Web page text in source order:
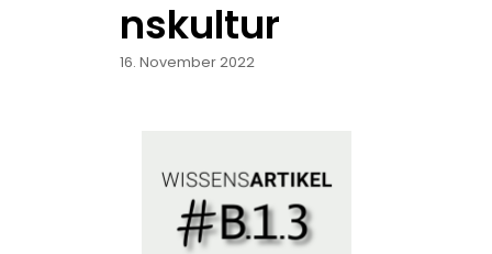
nskultur
16. November 2022